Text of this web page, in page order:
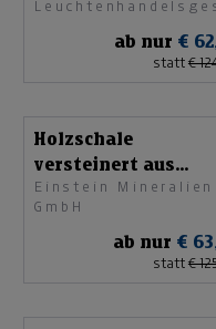
ab nur €
statt €
Holzschale
versteinert aus
Sumatra
Einstein Mineralien
GmbH
ab nur €
statt €